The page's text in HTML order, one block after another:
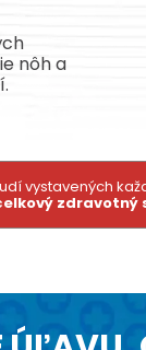
nôh a
vystavených
zdravotný